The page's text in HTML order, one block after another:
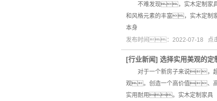
不难发现，实木定制家具
和风格元素的丰富，实木定
本身
发布时间：2022-07-18
[行业新闻] 选择实用美观的
对于一个新房子来说，超
观。创造一个高价值、
实用耐用。实木定制家具